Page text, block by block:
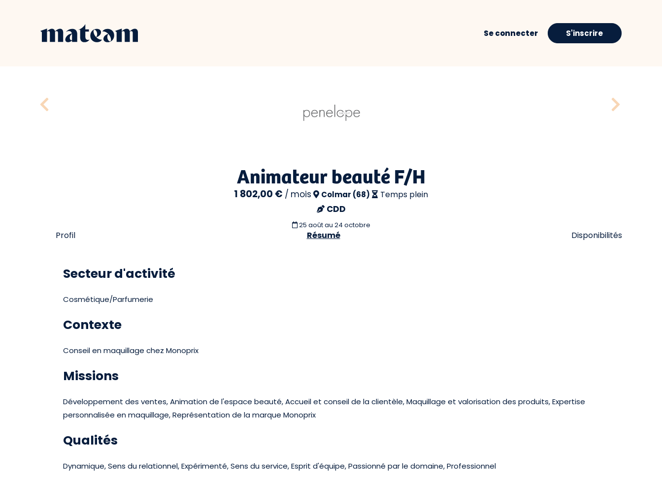
Se connecter S'inscrire
Animateur beauté F/H
1 802,00 € / mois Colmar (68) Temps plein
CDD
25 aoûtau 24 octobre
Profil Résumé Disponibilités
Secteur d'activité
Cosmétique/Parfumerie
Contexte
Conseil en maquillage chez Monoprix
Missions
Développement des ventes, Animation de l'espace beauté, Accueil et conseil de la clientèle, Maquillage et valorisation des produits, Expertise
personnalisée en maquillage, Représentation de la marque Monoprix
Qualités
Dynamique, Sens du relationnel, Expérimenté, Sens du service, Esprit d'équipe, Passionné par le domaine, Professionnel